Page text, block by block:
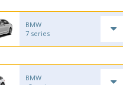
BMW
7 series
BMW